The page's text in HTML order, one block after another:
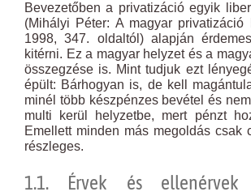
Bevezetőben a privatizáció egyik
(Mihályi Péter: A magyar privatizáció
1998, 347. oldaltól) alapján
kitérni. Ez a magyar helyzet és a
összegzése is. Mint tudjuk ezt
épült: Bárhogyan is, de kell
minél több készpénzes bevétel és
multi kerül helyzetbe, mert pénzt
Emellett minden más megoldás csak
részleges.
1.1. Érvek és